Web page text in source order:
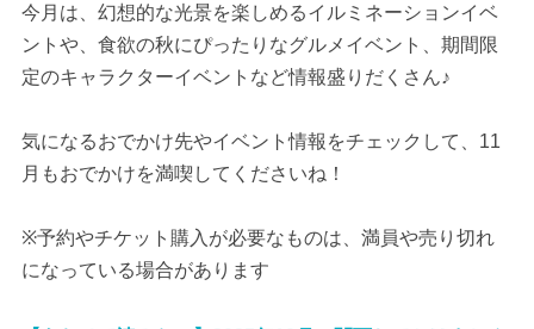
今月は、幻想的な光景を楽しめるイルミネーションイベ
ントや、食欲の秋にぴったりなグルメイベント、期間限
定のキャラクターイベントなど情報盛りだくさん♪
気になるおでかけ先やイベント情報をチェックして、11
月もおでかけを満喫してくださいね！
※予約やチケット購入が必要なものは、満員や売り切れ
になっている場合があります